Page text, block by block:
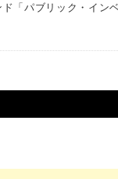
「パブリック・イン